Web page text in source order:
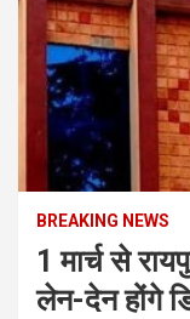
BREAKING NEWS
1 मार्च से
लेन-देन होंगे